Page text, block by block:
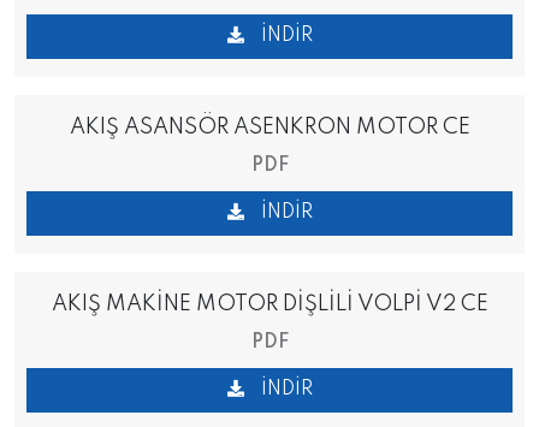
İNDIR
AKIŞ ASANSÖR ASENKRON MOTOR CE
PDF
İNDIR
AKIŞ MAKİNE MOTOR DİŞLİLİ VOLPİ V2 CE
PDF
İNDIR